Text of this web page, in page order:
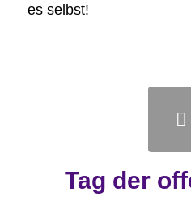
es selbst!
Tag der